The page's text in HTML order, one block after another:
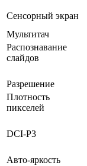
Сенсорный экран
Мультитач
Распознавание
слайдов
Разрешение
Плотность
пикселей
DCI-P3
Авто-яркость